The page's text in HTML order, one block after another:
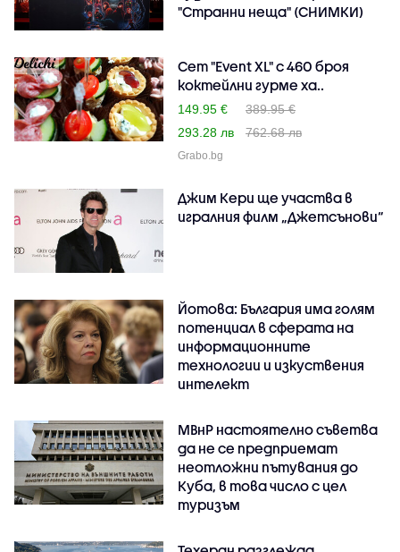
"Странни неща" (СНИМКИ)
Сет "Event XL" с 460 броя
коктейлни гурме ха..
149.95 €
389.95 €
293.28 лв
762.68 лв
Grabo.bg
Джим Кери ще участва в
игралния филм „Джетсънови“
Йотова: България има голям
потенциал в сферата на
информационните
технологии и изкуствения
интелект
МВнР настоятелно съветва
да не се предприемат
неотложни пътувания до
Куба, в това число с цел
туризъм